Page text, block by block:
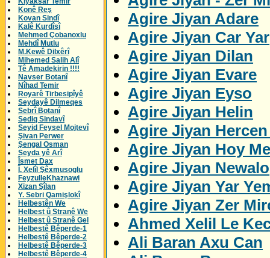
Konê Reş
Kovan Sindî
Kalê Kurdîsî
Mehmed Çobanoxlu
Mehdî Mutlu
M.Kewê Dilxêrî
Mihemed Salih Alî
Tê Amadekirin !!!!
Navser Botanî
Nîhad Temir
Royarê Tirbesipîyê
Seydayê Dilmeqes
Sebrî Botanî
Sediq Sindavî
Seyid Feysel Mojtevî
Şivan Perwer
Şengal Osman
Seyda yê Arî
Îsmet Dax
Î. Xelîl Şêxmusoglu
FeyzulleKhaznawi
Xizan Şîlan
Y. Sebri Qamişlokî
Helbestên We
Helbest û Stranê We
Helbest û Stranê Gel
Helbestê Bêperde-1
Helbestê Bêperde-2
Helbestê Bêperde-3
Helbestê Bêperde-4
Agire Jiyan Adare
Agire Jiyan Car Yar
Agire Jiyan Dilan
Agire Jiyan Evare
Agire Jiyan Eyso
Agire Jiyan Helin
Agire Jiyan
Agire Jiyan Hoy
Agire Jiyan Newalo
Agire Jiyan Yar
Agire Jiyan Zer
Ahmed Xelil Le
Ali Baran Axu Can